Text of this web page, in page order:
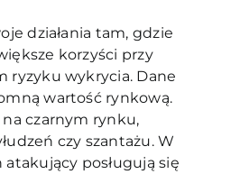
działania tam, gdzie
korzyści przy
ryzyku wykrycia. Dane
wartość rynkową.
czarnym rynku,
czy szantażu. W
posługują się